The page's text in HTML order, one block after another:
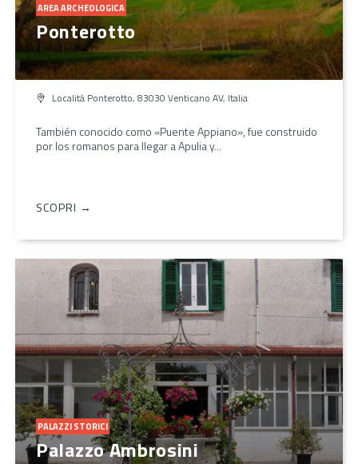
AREA ARCHEOLOGICA
Ponterotto
Località Ponterotto, 83030 Venticano AV, Italia
También conocido como «Puente Appiano», fue construido
por los romanos para llegar a Apulia y...
SCOPRI →
PALAZZI STORICI
Palazzo Ambrosini